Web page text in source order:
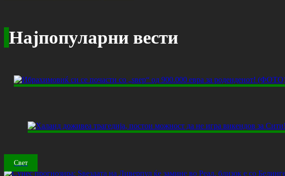
Најпопуларни вести
Свет